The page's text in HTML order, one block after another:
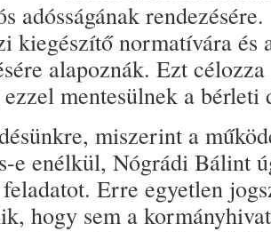
adósságának
kiegészítő normatívára és
alapoznák. Ezt
mentesülnek a
miszerint a
e enélkül, Nógrádi Bálint
Erre egyetlen
hogy sem a